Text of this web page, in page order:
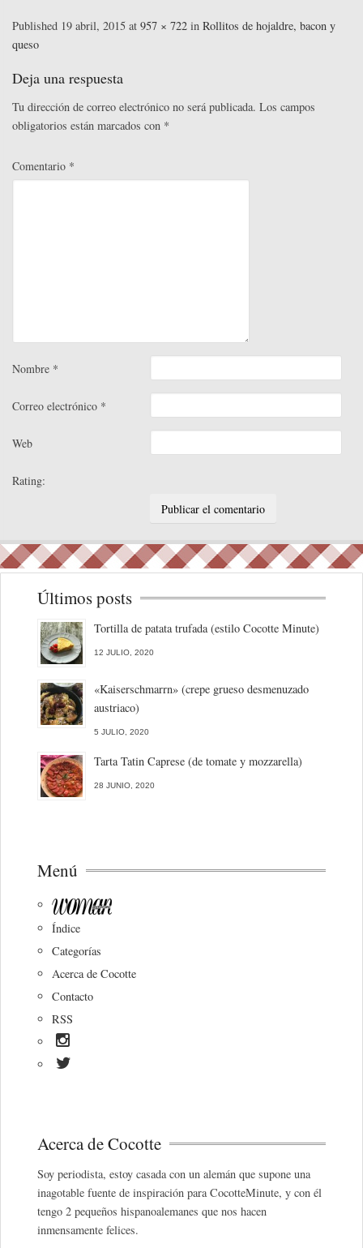
bo tte ed ailer m
r
Published 19 abril, 2015 at 957 × 722 in Rollitos de hojaldre, bacon y
queso
Deja una respuesta
Tu dirección de correo electrónico no será publicada. Los campos
obligatorios están marcados con *
Comentario *
Nombre *
Correo electrónico *
Web
Rating:
Últimos posts
Tortilla de patata trufada (estilo Cocotte Minute)
12 JULIO, 2020
«Kaiserschmarrn» (crepe grueso desmenuzado
austriaco)
5 JULIO, 2020
Tarta Tatin Caprese (de tomate y mozzarella)
28 JUNIO, 2020
Menú
Índice
Categorías
Acerca de Cocotte
Contacto
RSS
Acerca de Cocotte
Soy periodista, estoy casada con un alemán que supone una
inagotable fuente de inspiración para CocotteMinute, y con él
tengo 2 pequeños hispanoalemanes que nos hacen
inmensamente felices.